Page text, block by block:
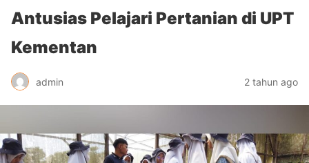
Antusias Pelajari Pertanian di UPT
Kementan
admin 2 tahun ago